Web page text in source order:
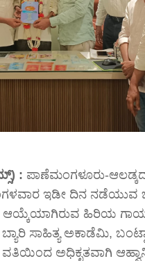
: ಪಾಣೆಮಂಗಳೂರು-
ಇಡೀ ದಿನ ನಡೆಯುವ
ಆಯ್ಕೆಯಾಗಿರುವ ಹಿರಿಯ
ಸಾಹಿತ್ಯ ಅಕಾಡೆಮಿ,
ವತಿಯಿಂದ ಅಧಿಕೃತವಾಗಿ